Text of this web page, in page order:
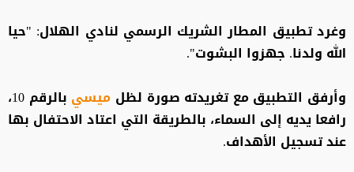
وغرد تطبيق المطار الشريك الرسمي لنادي الهلال: "حيا
الله ولدنا. جهزوا البشوت".
وأرفق التطبيق مع تغريدته صورة لظل ميسي
بالرقم 10،
رافعا يديه إلى السماء، بالطريقة التي اعتاد الاحتفال بها
عند تسجيل الأهداف.